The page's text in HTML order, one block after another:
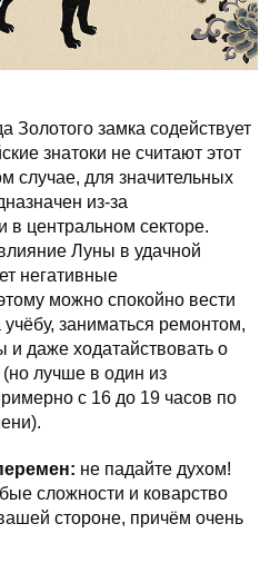
Золотого замка содействует
знатоки не считают этот
случае, для значительных
из-за
в центральном секторе.
Луны в удачной
негативные
можно спокойно вести
заниматься ремонтом,
и даже ходатайствовать о
лучше в один из
с 16 до 19 часов по
не падайте духом!
сложности и коварство
стороне, причём очень